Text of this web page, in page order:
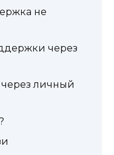
не
через
личный